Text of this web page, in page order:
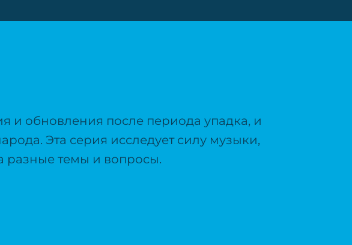
и обновления после периода упадка, и
Эта серия исследует силу музыки,
разные темы и вопросы.